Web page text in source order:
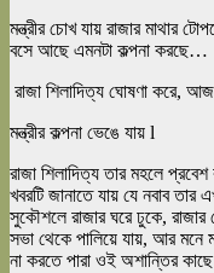
মন্ত্রীর চোখ যায় রাজার মাথার
বসে আছে এমনটা কল্পনা করছে…
রাজা শিলাদিত্য ঘোষণা করে,
মন্ত্রীর কল্পনা ভেঙে যায় l
রাজা শিলাদিত্য তার মহলে
খবরটি জানাতে যায় যে নবাব
সুকৌশলে রাজার ঘরে ঢুকে, রাজার
সভা থেকে পালিয়ে যায়, আর মনে
না করতে পারা ওই অশান্তির